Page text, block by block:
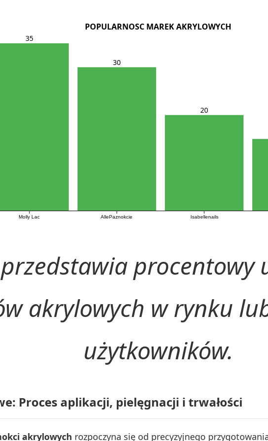
POPULARNOSC MAREK AKRYLOWYCH
Molly Lac AllePaznokcie Isabellenails
35
30
20
procentowy
akrylowych w rynku
użytkowników.
Proces aplikacji, pielęgnacji i trwałości
akrylowych rozpoczyna się od precyzyjnego